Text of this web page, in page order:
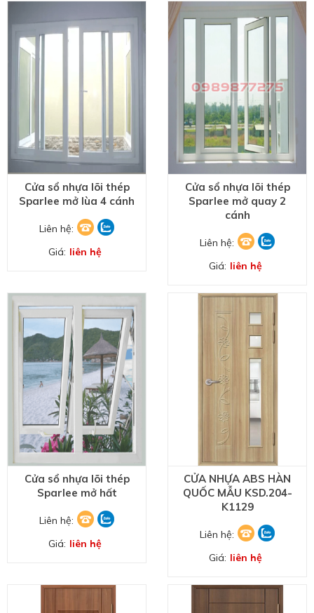
Cửa sổ nhựa lõi thép
Sparlee mở lùa 4 cánh
Liên hệ:
Giá: liên hệ
Cửa sổ nhựa lõi thép
Sparlee mở quay 2
cánh
Liên hệ:
Giá: liên hệ
Cửa sổ nhựa lõi thép
Sparlee mở hất
Liên hệ:
Giá: liên hệ
CỬA NHỰA ABS HÀN
QUỐC MẪU KSD.204-
K1129
Liên hệ:
Giá: liên hệ